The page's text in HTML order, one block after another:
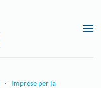
Imprese per la